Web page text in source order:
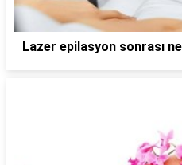
Lazer epilasyon sonrası